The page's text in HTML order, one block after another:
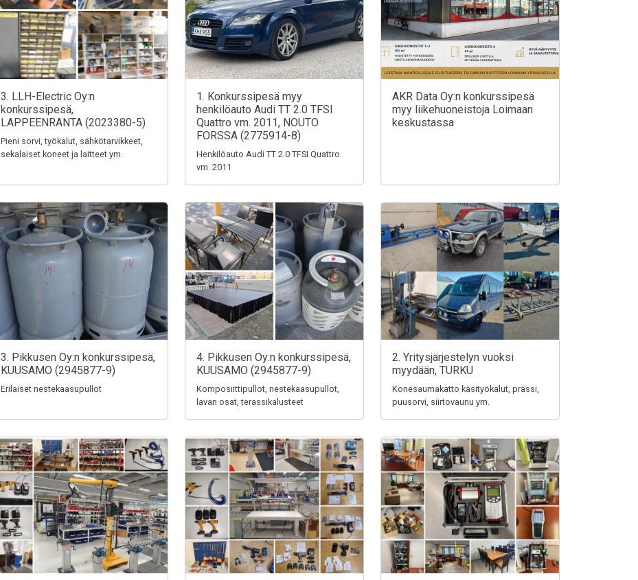
3. LLH-Electric Oy:n
konkurssipesä,
LAPPEENRANTA (2023380-5)
Pieni sorvi, työkalut, sähkötarvikkeet,
sekalaiset koneet ja laitteet ym.
1. Konkurssipesä myy
henkilöauto Audi TT 2.0 TFSI
Quattro vm. 2011, NOUTO
FORSSA (2775914-8)
Henkilöauto Audi TT 2.0 TFSI Quattro
vm. 2011
AKR Data Oy:n konkurssipesä
myy liikehuoneistoja Loimaan
keskustassa
3. Pikkusen Oy:n konkurssipesä,
KUUSAMO (2945877-9)
Erilaiset nestekaasupullot
4. Pikkusen Oy:n konkurssipesä,
KUUSAMO (2945877-9)
Komposiittipullot, nestekaasupullot,
lavan osat, terassikalusteet
2. Yritysjärjestelyn vuoksi
myydään, TURKU
Konesaumakatto käsityökalut, prässi,
puusorvi, siirtovaunu ym.